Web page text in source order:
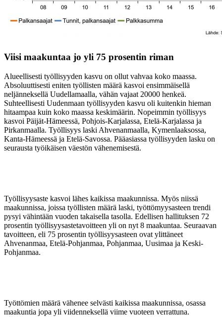
Viisi maakuntaa jo yli 75 prosentin riman
Alueellisesti työllisyyden kasvu on ollut vahvaa koko maassa.
Absoluuttisesti eniten työllisten määrä kasvoi ensimmäisellä
neljänneksellä Uudellamaalla, vähän vajaat 20000 henkeä.
Suhteellisesti Uudenmaan työllisyyden kasvu oli kuitenkin hieman
hitaampaa kuin koko maassa keskimäärin. Nopeimmin työllisyys
kasvoi Päijät-Hämeessä, Pohjois-Karjalassa, Etelä-Karjalassa ja
Pirkanmaalla. Työllisyys laski Ahvenanmaalla, Kymenlaaksossa,
Kanta-Hämeessä ja Etelä-Savossa. Pääasiassa työllisyyden lasku on
seurausta työikäisen väestön vähenemisestä.
Työllisyysaste kasvoi lähes kaikissa maakunnissa. Myös niissä
maakunnissa, joissa työllisten määrä laski, työttömyysasteen trendi
pysyi vähintään vuoden takaisella tasolla. Edellisen hallituksen 72
prosentin työllisyysastetavoitteen yli on nyt 8 maakuntaa. Seuraavan
tavoitteen, eli 75 prosentin työllisyysasteen ovat ylittäneet
Ahvenanmaa, Etelä-Pohjanmaa, Pohjanmaa, Uusimaa ja Keski-
Pohjanmaa.
Työttömien määrä vähenee selvästi kaikissa maakunnissa, osassa
maakuntia jopa yli viidenneksellä viime vuoteen verrattuna.